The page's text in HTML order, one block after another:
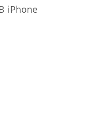
iPhone